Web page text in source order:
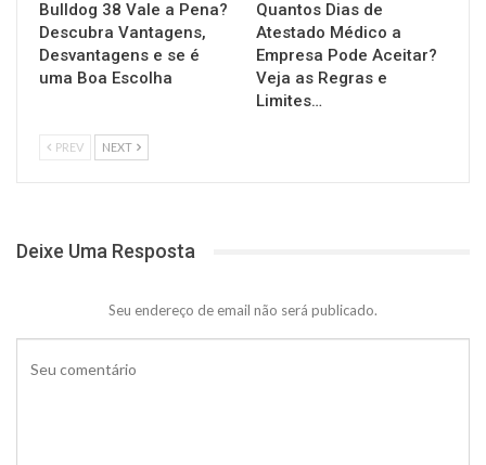
Bulldog 38 Vale a Pena?
Descubra Vantagens,
Desvantagens e se é
uma Boa Escolha
Quantos Dias de
Atestado Médico a
Empresa Pode Aceitar?
Veja as Regras e
Limites…
PREV NEXT
Deixe Uma Resposta
Seu endereço de email não será publicado.